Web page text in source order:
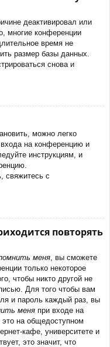
деактивировал или
многие конференции
время не
размер базы данных.
снова и
можно легко
на конференцию и
инструкциям, и
свяжитесь с
повторять
меня , вы сможете
только некоторое
чтобы никто другой не
Для того чтобы вам
и пароль каждый раз, вы
меня при входе на
на общедоступном
кафе, университете и
это значит, что